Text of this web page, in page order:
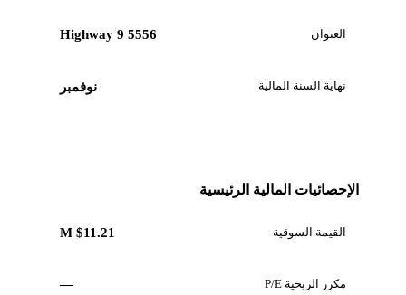
العنوان 5556 Highway 9
نهاية السنة المالية نوفمبر
الإحصائيات المالية الرئيسية
القيمة السوقية $11.21 M
مكرر الربحية P/E —